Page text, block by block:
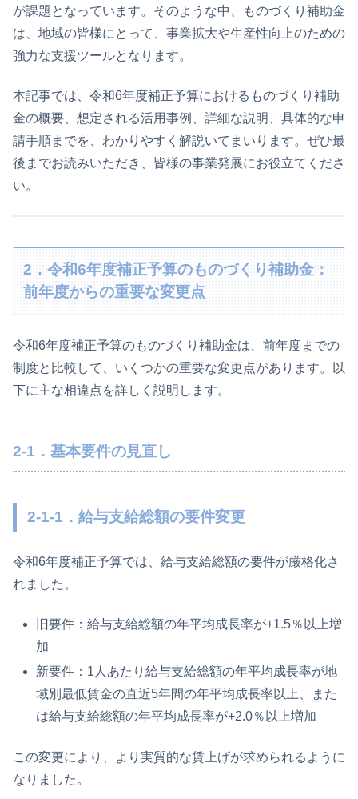
が課題となっています。そのような中、ものづくり補助金
は、地域の皆様にとって、事業拡大や生産性向上のための
強力な支援ツールとなります。
本記事では、令和6年度補正予算におけるものづくり補助
金の概要、想定される活用事例、詳細な説明、具体的な申
請手順までを、わかりやすく解説いてまいります。ぜひ最
後までお読みいただき、皆様の事業発展にお役立てくださ
い。
2．令和6年度補正予算のものづくり補助金：
前年度からの重要な変更点
令和6年度補正予算のものづくり補助金は、前年度までの
制度と比較して、いくつかの重要な変更点があります。以
下に主な相違点を詳しく説明します。
2-1．基本要件の見直し
2-1-1．給与支給総額の要件変更
令和6年度補正予算では、給与支給総額の要件が厳格化さ
れました。
旧要件：給与支給総額の年平均成長率が+1.5％以上増
加
新要件：1人あたり給与支給総額の年平均成長率が地
域別最低賃金の直近5年間の年平均成長率以上、また
は給与支給総額の年平均成長率が+2.0％以上増加
この変更により、より実質的な賃上げが求められるように
なりました。